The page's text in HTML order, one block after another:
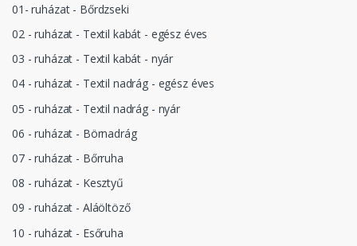
01- ruházat - Bőrdzseki
02 - ruházat - Textil kabát - egész éves
03 - ruházat - Textil kabát - nyár
04 - ruházat - Textil nadrág - egész éves
05 - ruházat - Textil nadrág - nyár
06 - ruházat - Börnadrág
07 - ruházat - Bőrruha
08 - ruházat - Kesztyű
09 - ruházat - Aláöltöző
10 - ruházat - Esőruha